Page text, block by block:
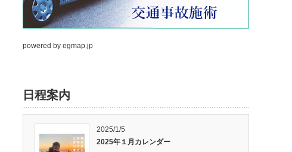
powered by egmap.jp
日程案内
2025/1/5
2025年１月カレンダー